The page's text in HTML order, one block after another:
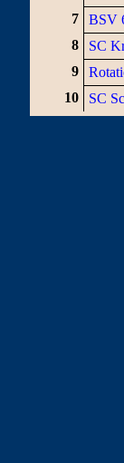
7
BSV
8
SC
9
10
SC